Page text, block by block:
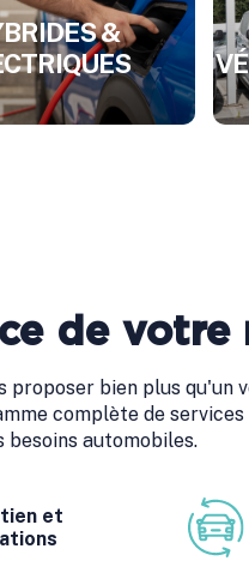
&
de
proposer bien plus qu'un
complète de
besoins automobiles.
et